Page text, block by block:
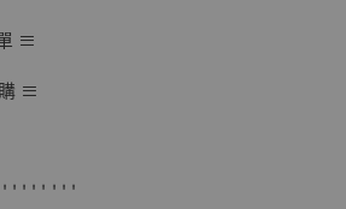
七龍珠 系列蒐藏雕像 悟空 鳥山
≡
≡
' ' ' ' ' ' '